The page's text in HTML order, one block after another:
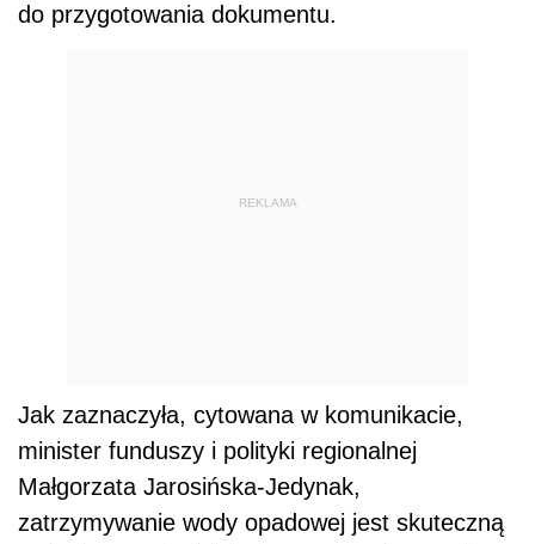
do przygotowania dokumentu.
REKLAMA
Jak zaznaczyła, cytowana w komunikacie,
minister funduszy i polityki regionalnej
Małgorzata Jarosińska-Jedynak,
zatrzymywanie wody opadowej jest skuteczną